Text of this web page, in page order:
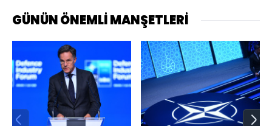
GÜNÜN ÖNEMLİ MANŞETLERİ